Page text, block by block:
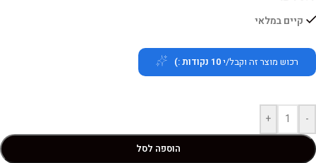
קיים במלאי
רכוש מוצר זה וקבל/י10 נקודות :)
-
+
הוספה לסל